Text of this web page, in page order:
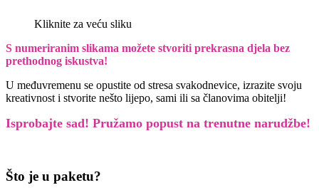
Kliknite za veću sliku
S numeriranim slikama možete stvoriti prekrasna djela bez
prethodnog iskustva!
U međuvremenu se opustite od stresa svakodnevice, izrazite svoju
kreativnost i stvorite nešto lijepo, sami ili sa članovima obitelji!
Isprobajte sad! Pružamo popust na trenutne narudžbe!
Što je u paketu?